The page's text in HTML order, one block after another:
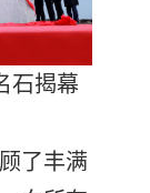
石揭幕
了丰满